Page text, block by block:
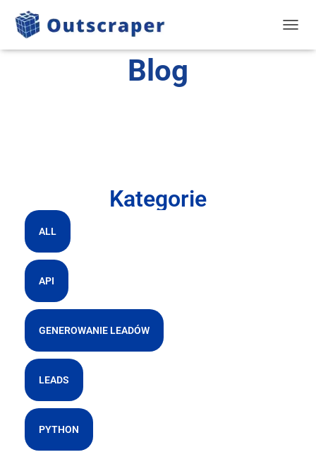
Blog
Kategorie
ALL
API
GENEROWANIE LEADÓW
LEADS
PYTHON